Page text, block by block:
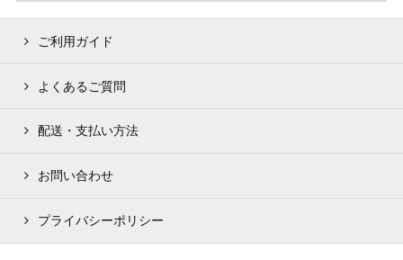
ご利用ガイド
よくあるご質問
配送・支払い方法
お問い合わせ
プライバシーポリシー